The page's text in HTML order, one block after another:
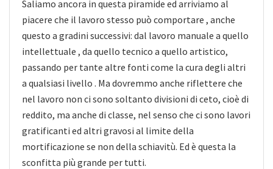
Saliamo ancora in questa piramide ed arriviamo al
piacere che il lavoro stesso può comportare , anche
questo a gradini successivi: dal lavoro manuale a quello
intellettuale , da quello tecnico a quello artistico,
passando per tante altre fonti come la cura degli altri
a qualsiasi livello . Ma dovremmo anche riflettere che
nel lavoro non ci sono soltanto divisioni di ceto, cioè di
reddito, ma anche di classe, nel senso che ci sono lavori
gratificanti ed altri gravosi al limite della
mortificazione se non della schiavitù. Ed è questa la
sconfitta più grande per tutti.